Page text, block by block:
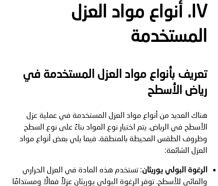
IV. أنواع مواد العزل
المستخدمة
تعريف بأنواع مواد العزل المستخدمة في
رياض الأسطح
هناك العديد من أنواع مواد العزل المستخدمة في عملية عزل
الأسطح في الرياض. يتم اختيار نوع المواد بناءً على نوع السطح
وظروف الطقس المحيطة بالمنطقة. فيما يلي بعض أنواع مواد
العزل الشائعة:
الرغوة البولي يوريثان: تستخدم هذه المادة في العزل الحراري
والمائي للأسطح. توفر الرغوة البولي يوريثان عزلاً فعالًا ومستدامًا